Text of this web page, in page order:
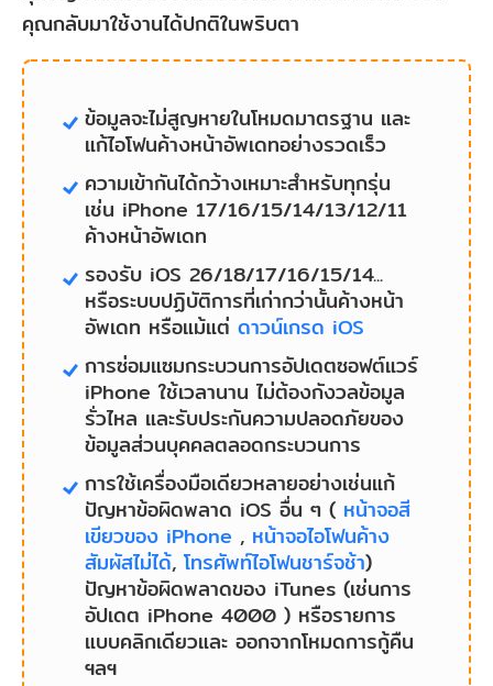
คุณกลับมาใช้งานได้ปกติในพริบตา
ข้อมูลจะไม่สูญหายในโหมดมาตรฐาน และ
แก้ไอโฟนค้างหน้าอัพเดทอย่างรวดเร็ว
ความเข้ากันได้กว้างเหมาะสำหรับทุกรุ่น
เช่น iPhone 17/16/15/14/13/12/11
ค้างหน้าอัพเดท
รองรับ iOS 26/18/17/16/15/14...
หรือระบบปฏิบัติการที่เก่ากว่านั้นค้างหน้า
อัพเดท หรือแม้แต่ ดาวน์เกรด iOS
การซ่อมแซมกระบวนการอัปเดตซอฟต์แวร์
iPhone ใช้เวลานาน ไม่ต้องกังวลข้อมูล
รั่วไหล และรับประกันความปลอดภัยของ
ข้อมูลส่วนบุคคลตลอดกระบวนการ
การใช้เครื่องมือเดียวหลายอย่างเช่นแก้
ปัญหาข้อผิดพลาด iOS อื่น ๆ ( หน้าจอสี
เขียวของ iPhone , หน้าจอไอโฟนค้าง
สัมผัสไม่ได้, โทรศัพท์ไอโฟนชาร์จช้า)
ปัญหาข้อผิดพลาดของ iTunes (เช่นการ
อัปเดต iPhone 4000 ) หรือรายการ
แบบคลิกเดียวและ ออกจากโหมดการกู้คืน
ฯลฯ